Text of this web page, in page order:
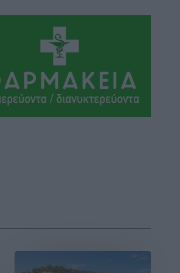
η ίδρυση Ακαδημίας
πριν 4 ώρες
Με το βλέμμα στραμμένο στο
• πριν 4 ώρες
του έργου αναβάθμισης
Ειδήσεις• πριν 4 ώρες